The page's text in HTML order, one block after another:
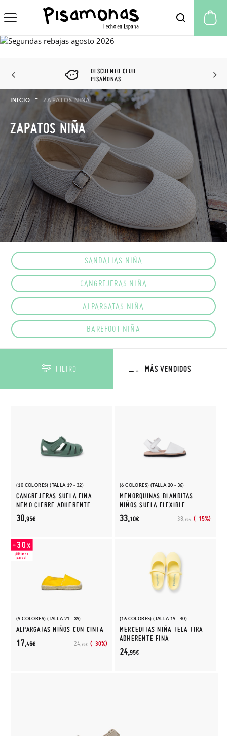
DESCUENTO CLUB
PISAMONAS
INICIO ZAPATOS NIÑA
ZAPATOS NIÑA
SANDALIAS NIÑA
CANGREJERAS NIÑA
ALPARGATAS NIÑA
BAREFOOT NIÑA
FILTRO
(10 COLORES) (TALLA 19 - 32)
CANGREJERAS SUELA FINA
NEMO CIERRE ADHERENTE
30,95€
(6 COLORES) (TALLA 20 - 36)
MENORQUINAS BLANDITAS
NIÑOS SUELA FLEXIBLE
38,95€ (-15%)
33,10€
(9 COLORES) (TALLA 21 - 39)
ALPARGATAS NIÑOS CON CINTA
24,95€ (-30%)
17,46€
(16 COLORES) (TALLA 19 - 40)
MERCEDITAS NIÑA TELA TIRA
ADHERENTE FINA
24,95€